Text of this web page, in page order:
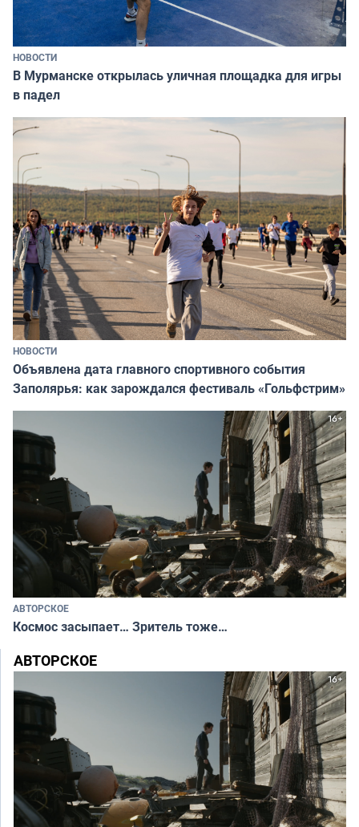
НОВОСТИ
В Мурманске открылась уличная площадка для игры
в падел
НОВОСТИ
Объявлена дата главного спортивного события
Заполярья: как зарождался фестиваль «Гольфстрим»
АВТОРСКОЕ
Космос засыпает… Зритель тоже…
АВТОРСКОЕ